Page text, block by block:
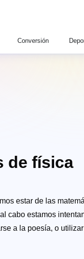
Conversión
de física
estar de las
cabo estamos
a la poesía, o
tú te puedas